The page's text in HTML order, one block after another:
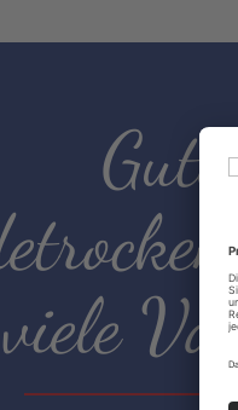
viele